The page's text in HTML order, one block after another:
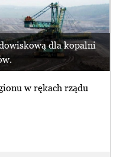
dla kopalni
w rękach rządu